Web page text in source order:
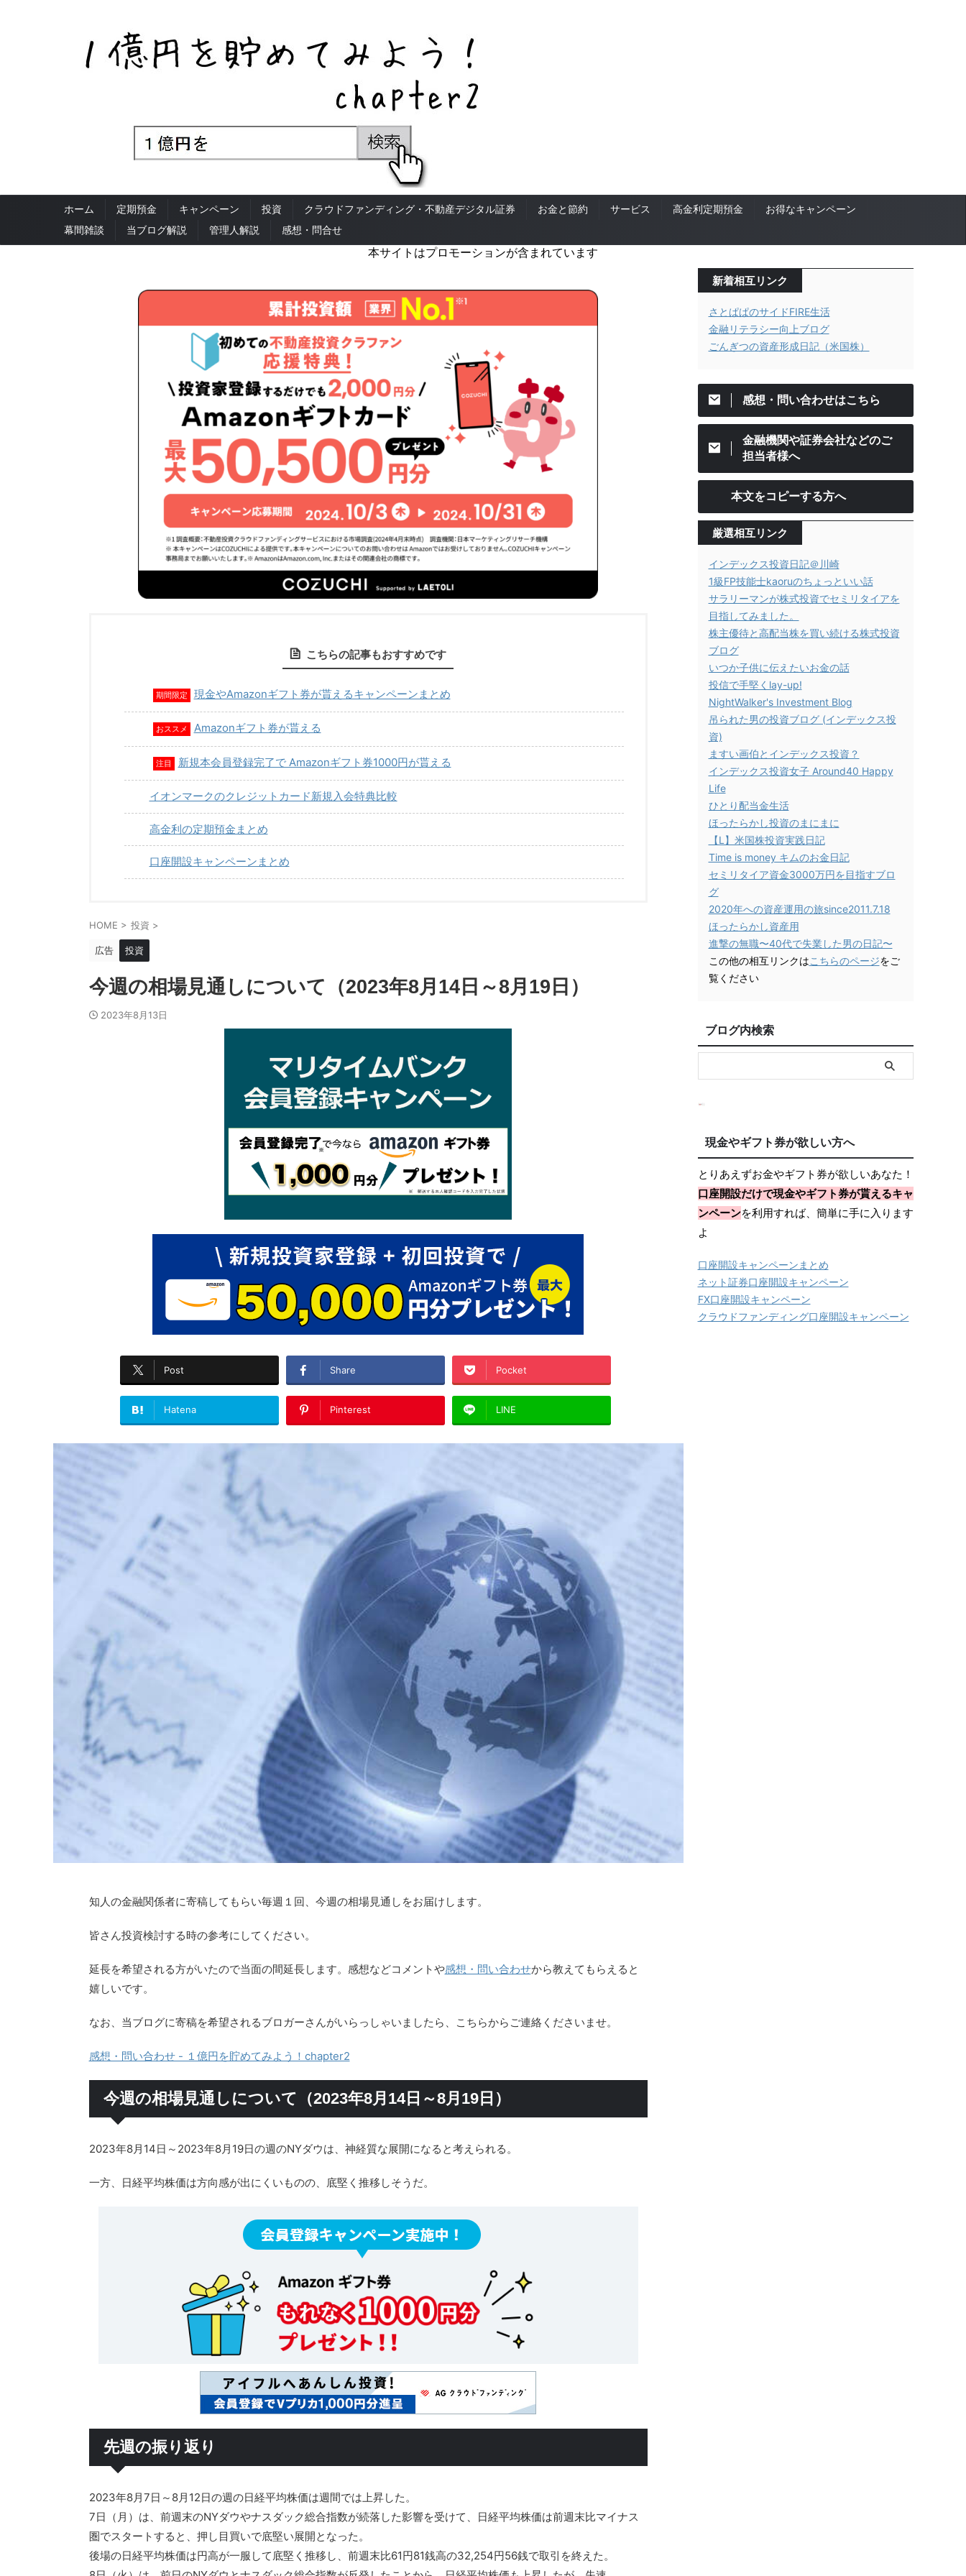
ホーム 定期預金 キャンペーン 投資 クラウドファンディング・不動産デジタル証券 お金と節約 サービス 高金利定期預金
お得なキャンペーン
幕間雑談
当ブログ解説 管理人解説 感想・問合せ
本サイトはプロモーションが含まれています
こちらの記事もおすすめです
期間限定 現金やAmazonギフト券が貰えるキャンペーンまとめ
おススメ Amazonギフト券が貰える
注目 新規本会員登録完了で Amazonギフト券1000円が貰える
イオンマークのクレジットカード新規入会特典比較
高金利の定期預金まとめ
口座開設キャンペーンまとめ
HOME > 投資 >
広告 投資
今週の相場見通しについて（2023年8月14日～8月19日）
2023年8月13日
Post Share Pocket
Hatena Pinterest LINE
知人の金融関係者に寄稿してもらい毎週１回、今週の相場見通しをお届けします。
皆さん投資検討する時の参考にしてください。
延長を希望される方がいたので当面の間延長します。感想などコメントや感想・問い合わせから教えてもらえると
嬉しいです。
なお、当ブログに寄稿を希望されるブロガーさんがいらっしゃいましたら、こちらからご連絡くださいませ。
感想・問い合わせ - １億円を貯めてみよう！chapter2
今週の相場見通しについて（2023年8月14日～8月19日）
2023年8月14日～2023年8月19日の週のNYダウは、神経質な展開になると考えられる。
一方、日経平均株価は方向感が出にくいものの、底堅く推移しそうだ。
先週の振り返り
2023年8月7日～8月12日の週の日経平均株価は週間では上昇した。
7日（月）は、前週末のNYダウやナスダック総合指数が続落した影響を受けて、日経平均株価は前週末比マイナス
圏でスタートすると、押し目買いで底堅い展開となった。
後場の日経平均株価は円高が一服して底堅く推移し、前週末比61円81銭高の32,254円56銭で取引を終えた。
新着相互リンク
さとぱぱのサイドFIRE生活
金融リテラシー向上ブログ
ごんぎつの資産形成日記（米国株）
感想・問い合わせはこちら
金融機関や証券会社などのご
担当者様へ
本文をコピーする方へ
厳選相互リンク
インデックス投資日記＠川崎
1級FP技能士kaoruのちょっといい話
サラリーマンが株式投資でセミリタイアを
目指してみました。
株主優待と高配当株を買い続ける株式投資
ブログ
いつか子供に伝えたいお金の話
投信で手堅くlay-up!
NightWalker's Investment Blog
吊られた男の投資ブログ (インデックス投
資)
ますい画伯とインデックス投資？
インデックス投資女子 Around40 Happy
Life
ひとり配当金生活
ほったらかし投資のまにまに
【L】米国株投資実践日記
Time is money キムのお金日記
セミリタイア資金3000万円を目指すブロ
グ
2020年への資産運用の旅since2011.7.18
ほったらかし資産用
進撃の無職〜40代で失業した男の日記〜
この他の相互リンクはこちらのページをご
覧ください
ブログ内検索
現金やギフト券が欲しい方へ
とりあえずお金やギフト券が欲しいあなた！
口座開設だけで現金やギフト券が貰えるキャ
ンペーンを利用すれば、簡単に手に入ります
よ
口座開設キャンペーンまとめ
ネット証券口座開設キャンペーン
FX口座開設キャンペーン
クラウドファンディング口座開設キャンペーン